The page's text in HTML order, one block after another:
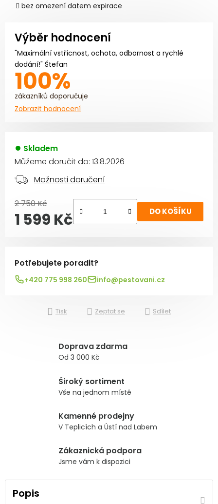
bez omezení datem expirace
Výběr hodnocení
"Maximální vstřícnost, ochota, odbornost a rychlé
dodání!" Štefan
100%
zákazníků doporučuje
Zobrazit hodnocení
Skladem
Můžeme doručit do: 13.8.2026
Možnosti doručení
2 750 Kč
1 599 Kč DO KOŠÍKU
Potřebujete poradit?
+420 775 998 260 info@pestovani.cz
Tisk Zeptat se Sdílet
Doprava zdarma
Od 3 000 Kč
Široký sortiment
Vše na jednom místě
Kamenné prodejny
V Teplicích a Ústí nad Labem
Zákaznická podpora
Jsme vám k dispozici
Popis